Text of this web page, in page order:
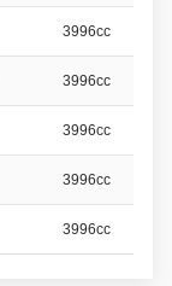
3996cc
3996cc
3996cc
3996cc
3996cc